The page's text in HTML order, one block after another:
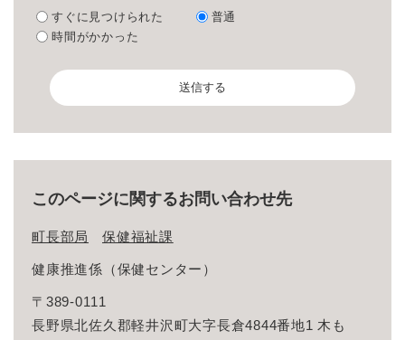
すぐに見つけられた
普通
時間がかかった
このページに関するお問い合わせ先
町長部局 保健福祉課
健康推進係（保健センター）
〒389-0111
長野県北佐久郡軽井沢町大字長倉4844番地1 木も